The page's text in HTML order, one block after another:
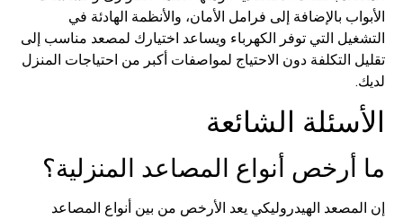
بالإضافة إلى فرامل الأمان، والأنظمة الهادئة في
التي توفر الكهرباء ويساعد اختيارك لمصعد مناسب إلى
التكلفة دون الاحتياج لمواصفات أكبر من احتياجات المنزل
الشائعة
أنواع المصاعد المنزلية؟
الهيدروليكي يعد الأرخص من بين أنواع المصاعد